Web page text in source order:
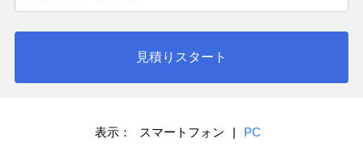
見積りスタート
表示： スマートフォン | PC